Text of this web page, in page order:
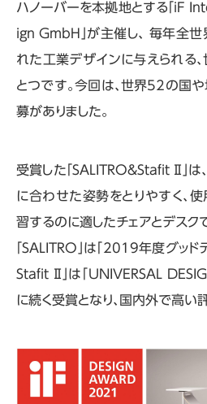
ハノーバーを本拠地とする「iF
ign GmbH」が主催し、 毎年全
れた工業デザインに与えられる
とつです。今回は、世界52の国
募がありました。
受賞した「SALITRO＆Stafit Ⅱ」
に合わせた姿勢をとりやすく、
習するのに適したチェアとデスク
「SALITRO」は「2019年度グッド
Stafit Ⅱ」は「UNIVERSAL
に続く受賞となり、国内外で高い